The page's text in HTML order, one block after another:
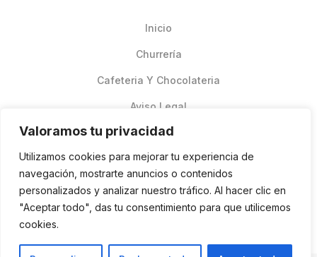
Valoramos tu privacidad
Utilizamos cookies para mejorar tu experiencia de
navegación, mostrarte anuncios o contenidos
personalizados y analizar nuestro tráfico. Al hacer clic en
"Aceptar todo", das tu consentimiento para que utilicemos
cookies.
Inicio
Churrería
Cafeteria Y Chocolateria
Aviso Legal
Pedidos Online Glovo
Contacto